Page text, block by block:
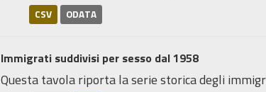
CSV ODATA
Immigrati suddivisi per sesso dal 1958
Questa tavola riporta la serie storica degli